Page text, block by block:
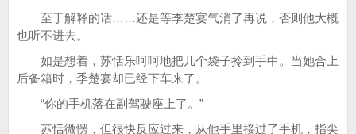
至于解释的话……还是等季楚宴气消了再说，否则他大概
也听不进去。
如是想着，苏恬乐呵呵地把几个袋子拎到手中。当她合上
后备箱时，季楚宴却已经下车来了。
“你的手机落在副驾驶座上了。”
苏恬微愣，但很快反应过来，从他手里接过了手机，指尖